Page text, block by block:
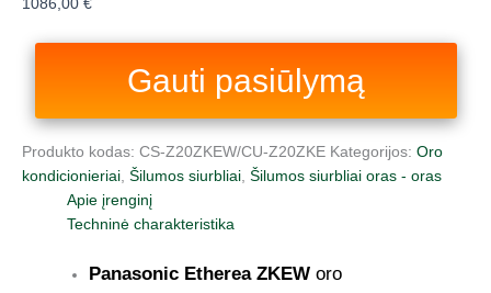
1086,00 €
Gauti pasiūlymą
Produkto kodas: CS‑Z20ZKEW/CU‑Z20ZKE Kategorijos: Oro
kondicionieriai Šilumos siurbliai Šilumos siurbliai oras - oras
Apie įrenginį
Techninė charakteristika
Panasonic Etherea ZKEW oro